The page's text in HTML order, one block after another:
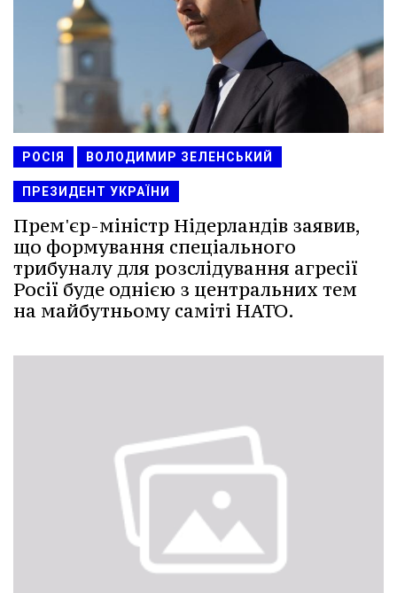
РОСІЯ ВОЛОДИМИР ЗЕЛЕНСЬКИЙ
ПРЕЗИДЕНТ УКРАЇНИ
Прем'єр-міністр Нідерландів заявив,
що формування спеціального
трибуналу для розслідування агресії
Росії буде однією з центральних тем
на майбутньому саміті НАТО.